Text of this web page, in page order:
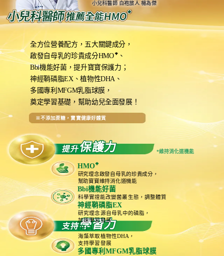
小兒科醫師推薦全能HMO⁺
小兒科醫師推薦全能HMO⁺
小兒科醫師推薦全能HMO⁺
小兒科醫師 白袍旅人 楊為傑
全方位營養配方，五大關鍵成分，
啟發自母乳的珍貴成分HMO⁺ 、
Bbi機能好菌，提升寶寶保護力；
神經鞘磷脂EX、植物性DHA、
多國專利MFGM乳脂球膜，
奠定學習基礎，幫助幼兒全面發展！
※不添加蔗糖，寶寶健康好體質
*維持消化道機能
提升保護力
支持學習力
HMO⁺
研究理念啟發自母乳的珍貴成分，
幫助寶寶維持消化道機能
Bbi機能好菌
科學實證能改變菌叢生態，調整體質
神經鞘磷脂EX
研究理念源自母乳中的磷脂，
加速學習發展
DHA
海藻萃取植物性DHA，
支持學習發展
多國專利MFGM乳脂球膜